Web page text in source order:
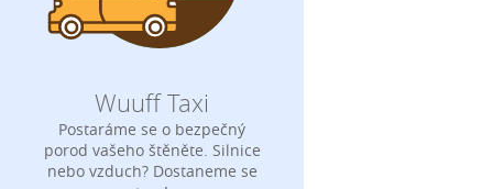
Wuuff Taxi
Postaráme se o bezpečný
porod vašeho štěněte. Silnice
nebo vzduch? Dostaneme se